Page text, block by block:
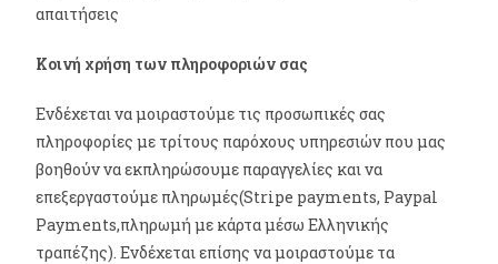
απαιτήσεις
Κοινή χρήση των πληροφοριών σας
Ενδέχεται να μοιραστούμε τις προσωπικές σας
πληροφορίες με τρίτους παρόχους υπηρεσιών που μας
βοηθούν να εκπληρώσουμε παραγγελίες και να
επεξεργαστούμε πληρωμές(Stripe payments, Paypal
Payments,πληρωμή με κάρτα μέσω Ελληνικής
τραπέζης). Ενδέχεται επίσης να μοιραστούμε τα